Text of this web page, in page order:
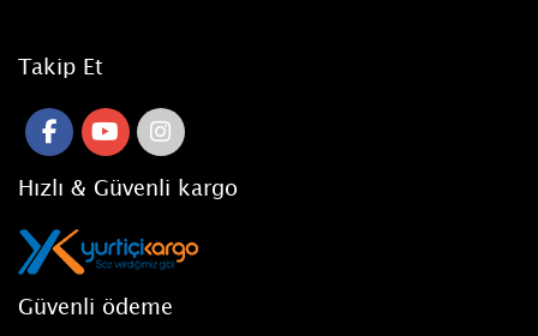
Takip Et
Hızlı & Güvenli kargo
Güvenli ödeme